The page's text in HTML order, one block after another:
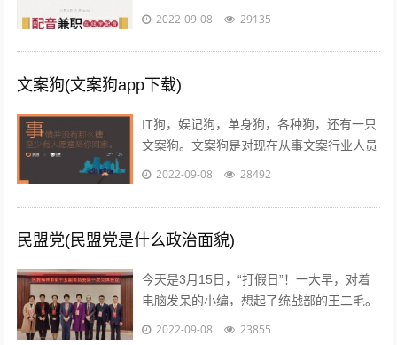
商末”“学而优则仕”的思想传统。已经开始做
2022-09-08 29135
文案狗(文案狗app下载)
IT狗，娱记狗，单身狗，各种狗，还有一只
文案狗。文案狗是对现在从事文案行业人员
的统称，白天看案例写文案，晚上看稿子改
2022-09-08 28492
民盟党(民盟党是什么政治面貌)
今天是3月15日，“打假日”！一大早，对着
电脑发呆的小编，想起了统战部的王二毛。
有一天，王二毛吃完饭遛弯遇见隔壁王阿
2022-09-08 23855